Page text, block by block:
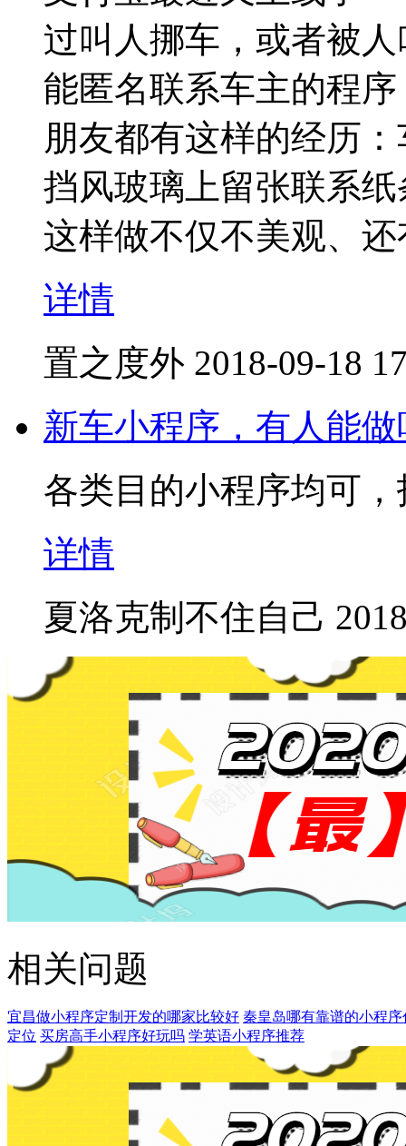
过叫人挪车，或者被
能匿名联系车主的程
朋友都有这样的经历
挡风玻璃上留张联系
这样做不仅不美观、
详情
置之度外 2018-09-18
新车小程序，有人能做
各类目的小程序均可
详情
夏洛克制不住自己
相关问题
宜昌做小程序定制开发的哪家比较好 秦皇岛哪有靠谱的小程序
定位 买房高手小程序好玩吗 学英语小程序推荐